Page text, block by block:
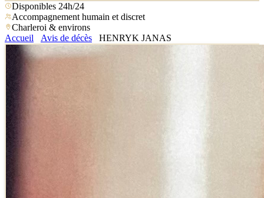
Disponibles 24h/24
Accompagnement humain et discret
Charleroi & environs
Accueil
Avis de décès HENRYK JANAS